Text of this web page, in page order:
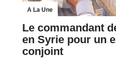
A La Une
Le commandant
en Syrie pour un
conjoint